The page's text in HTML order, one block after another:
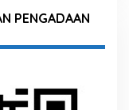
PENGADAAN